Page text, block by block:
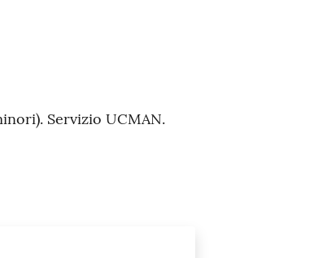
Servizio UCMAN.